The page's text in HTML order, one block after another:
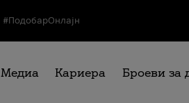
#ПодобарОнлајн
Медиа Кариера Броеви за